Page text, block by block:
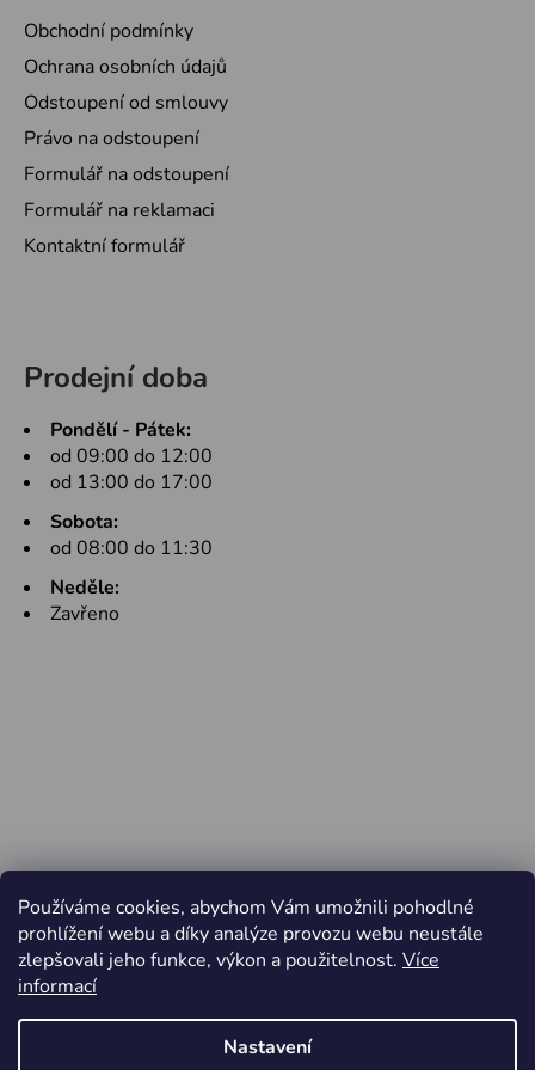
Používáme cookies, abychom Vám umožnili pohodlné
prohlížení webu a díky analýze provozu webu neustále
zlepšovali jeho funkce, výkon a použitelnost. Více
informací
Nastavení
Obchodní podmínky
Ochrana osobních údajů
Odstoupení od smlouvy
Právo na odstoupení
Formulář na odstoupení
Formulář na reklamaci
Kontaktní formulář
Prodejní doba
Pondělí - Pátek:
od 09:00 do 12:00
od 13:00 do 17:00
Sobota:
od 08:00 do 11:30
Neděle:
Zavřeno